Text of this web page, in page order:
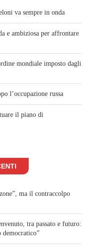
va sempre in onda
e ambiziosa per affrontare
mondiale imposto dagli
l’occupazione russa
il piano di
ma il contraccolpo
tra passato e futuro:
democratico”